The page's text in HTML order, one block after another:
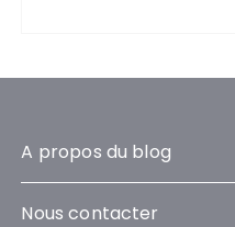
A propos du blog
Nous contacter